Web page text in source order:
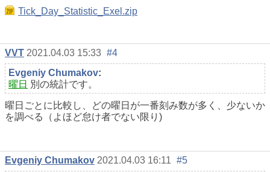
Tick_Day_Statistic_Exel.zip
VVT 2021.04.03 15:33 #4
Evgeniy Chumakov:
曜日 別の統計です。
曜日ごとに比較し、どの曜日が一番刻み数が多く、少ないか
を調べる（よほど怠け者でない限り)
Evgeniy Chumakov 2021.04.03 16:11 #5